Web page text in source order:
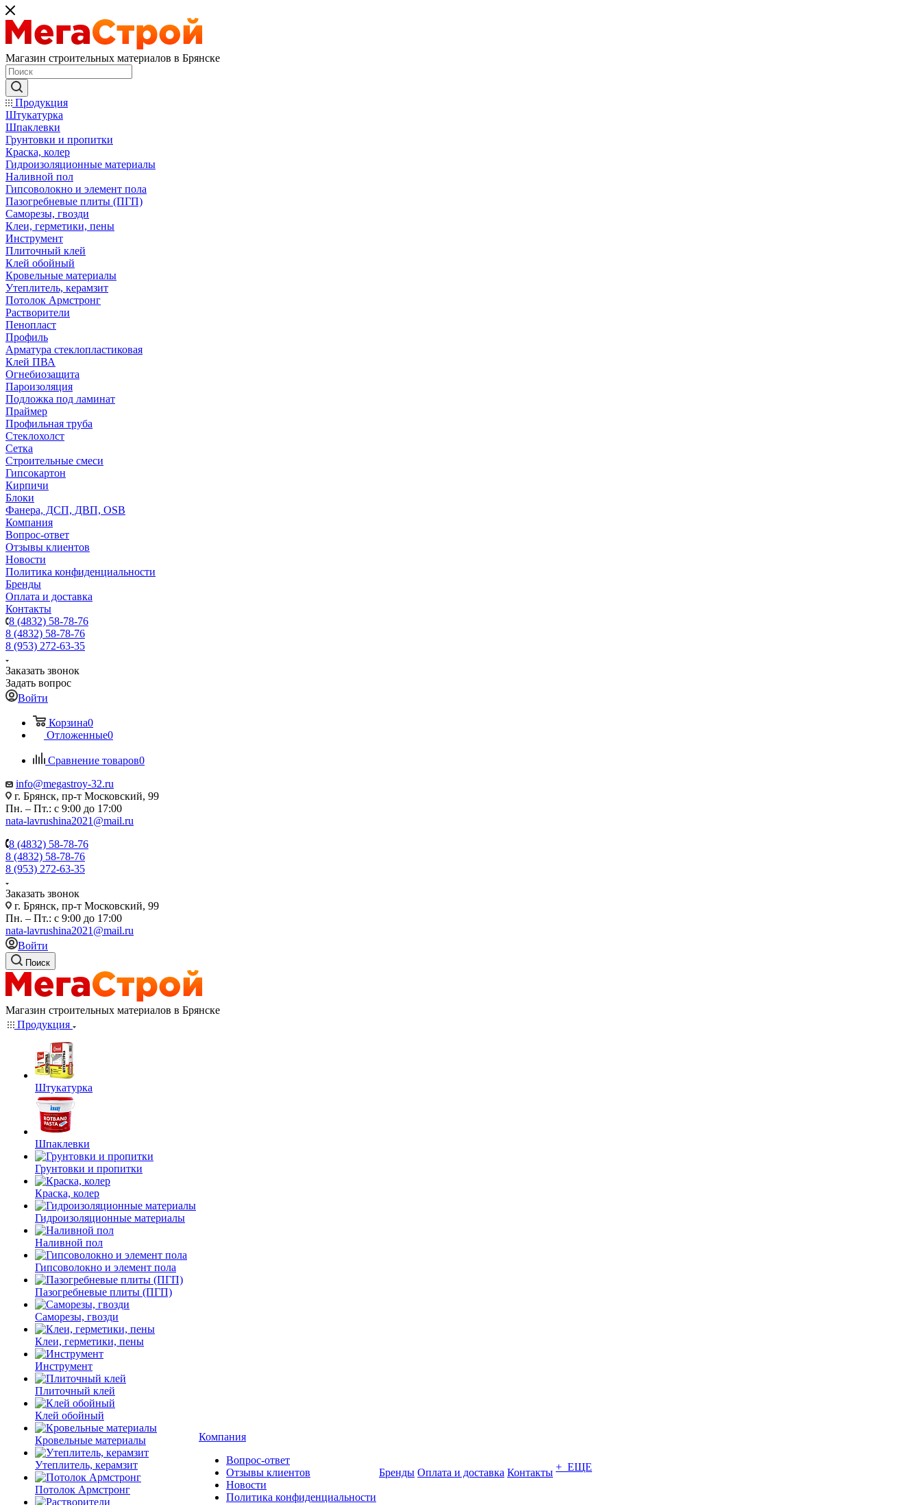
Магазин строительных материалов в Брянске
Продукция
Штукатурка
Шпаклевки
Грунтовки и пропитки
Краска, колер
Гидроизоляционные материалы
Наливной пол
Гипсоволокно и элемент пола
Пазогребневые плиты (ПГП)
Саморезы, гвозди
Клеи, герметики, пены
Инструмент
Плиточный клей
Клей обойный
Кровельные материалы
Утеплитель, керамзит
Потолок Армстронг
Растворители
Пенопласт
Профиль
Арматура стеклопластиковая
Клей ПВА
Огнебиозащита
Пароизоляция
Подложка под ламинат
Праймер
Профильная труба
Стеклохолст
Сетка
Строительные смеси
Гипсокартон
Кирпичи
Блоки
Фанера, ДСП, ДВП, OSB
Компания
Вопрос-ответ
Отзывы клиентов
Новости
Политика конфиденциальности
Бренды
Оплата и доставка
Контакты
8 (4832) 58-78-76
8 (4832) 58-78-76
8 (953) 272-63-35
Заказать звонок
Задать вопрос
Войти
Корзина0
Отложенные0
Сравнение товаров0
info@megastroy-32.ru
г. Брянск, пр-т Московский, 99
Пн. – Пт.: с 9:00 до 17:00
nata-lavrushina2021@mail.ru
8 (4832) 58-78-76
8 (4832) 58-78-76
8 (953) 272-63-35
Заказать звонок
г. Брянск, пр-т Московский, 99
Пн. – Пт.: с 9:00 до 17:00
nata-lavrushina2021@mail.ru
Войти
Поиск
Магазин строительных материалов в Брянске
Продукция
Штукатурка
Шпаклевки
Грунтовки и пропитки
Краска, колер
Гидроизоляционные материалы
Наливной пол
Гипсоволокно и элемент пола
Пазогребневые плиты (ПГП)
Саморезы, гвозди
Клеи, герметики, пены
Инструмент
Плиточный клей
Клей обойный
Кровельные материалы
Утеплитель, керамзит
Потолок Армстронг
Компания
Вопрос-ответ
Отзывы клиентов
Новости
Политика конфиденциальности
Бренды Оплата и доставка Контакты + ЕЩЕ